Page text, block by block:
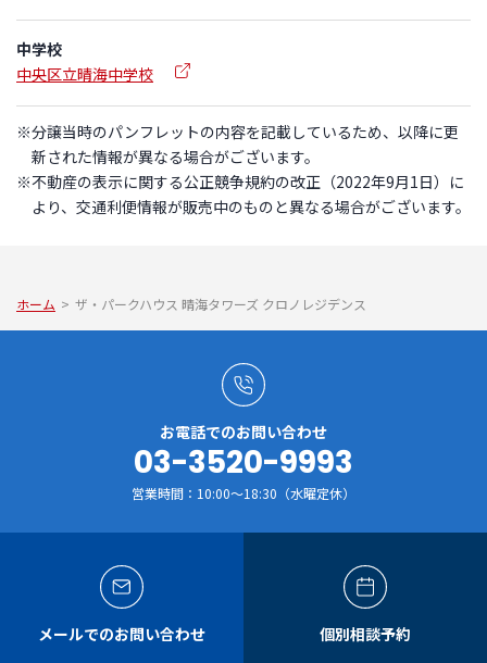
中学校
中央区立晴海中学校
※分譲当時のパンフレットの内容を記載しているため、以降に更
新された情報が異なる場合がございます。
※不動産の表示に関する公正競争規約の改正（2022年9月1日）に
より、交通利便情報が販売中のものと異なる場合がございます。
ホーム > ザ・パークハウス 晴海タワーズ クロノレジデンス
お電話でのお問い合わせ
03-3520-9993
営業時間：10:00～18:30（水曜定休）
メールでのお問い合わせ 個別相談予約